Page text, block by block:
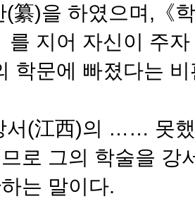
(纂)을 하였으며,《
를 지어 자신이 주
학문에 빠졌다는
서(江西)의 …… 못
로 그의 학술을 강
는 말이다.